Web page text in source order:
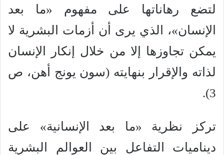
لتضع رهاناتها على مفهوم «ما بعد
الإنسان»، الذي يرى أن أزمات البشرية لا
يمكن تجاوزها إلا من خلال إنكار الإنسان
لذاته والإقرار بنهايته (سون يونج أهن، ص
3).
تركز نظرية «ما بعد الإنسانية» على
ديناميات التفاعل بين العوالم البشرية